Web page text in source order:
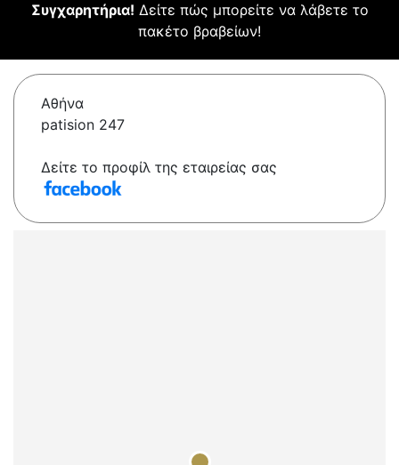
Συγχαρητήρια! Δείτε πώς μπορείτε να λάβετε το
πακέτο βραβείων!
Αθήνα
patision 247
Δείτε το προφίλ της εταιρείας σας